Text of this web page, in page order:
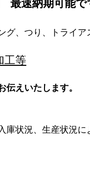
グ、つり、トライア
工等
えいたします。
庫状況、生産状況に